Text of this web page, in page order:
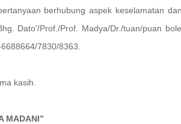
berhubung aspek keselamatan
Dato'/Prof./Prof. Madya/Dr./tuan/puan
7830/8363.
kasih.
MADANI”